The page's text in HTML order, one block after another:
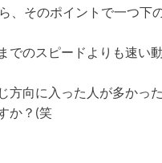
、そのポイントで一つ下
でのスピードよりも速い
方向に入った人が多かっ
か？(笑